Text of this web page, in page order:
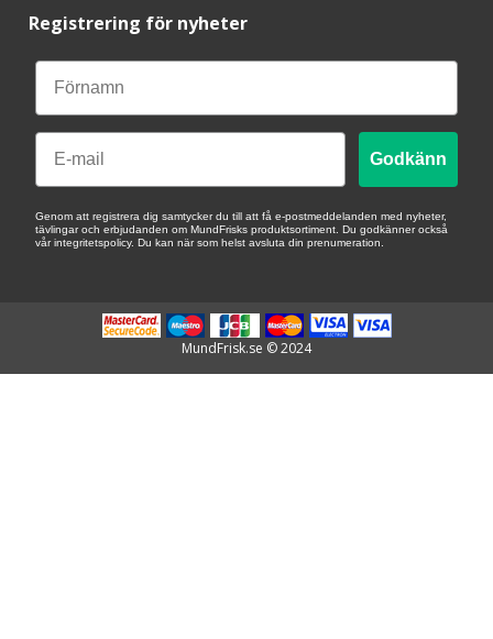
Registrering för nyheter
Email
Godkänn
Genom att registrera dig samtycker du till att få e-postmeddelanden med nyheter,
tävlingar och erbjudanden om MundFrisks produktsortiment. Du godkänner också
vår integritetspolicy. Du kan när som helst avsluta din prenumeration.
MundFrisk.se © 2024